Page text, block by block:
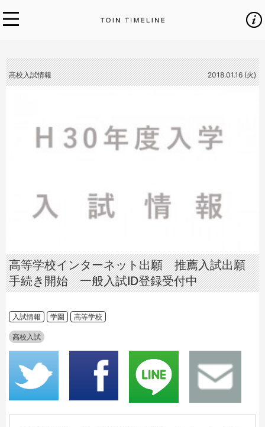
高校入試情報 2018.01.16 (火)
高等学校インターネット出願 推薦入試出願
手続き開始 一般入試ID登録受付中
入試情報 学園 高等学校
高校入試